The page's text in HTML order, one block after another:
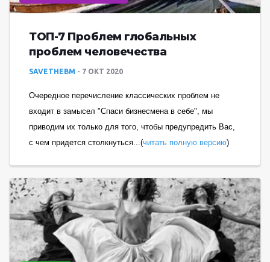
ТОП-7 Проблем глобальных
проблем человечества
SAVETHEBM 7 ОКТ 2020
Очередное перечисление классических проблем не
входит в замысел "Спаси бизнесмена в себе", мы
приводим их только для того, чтобы предупредить Вас,
с чем придется столкнуться...(читать полную версию)